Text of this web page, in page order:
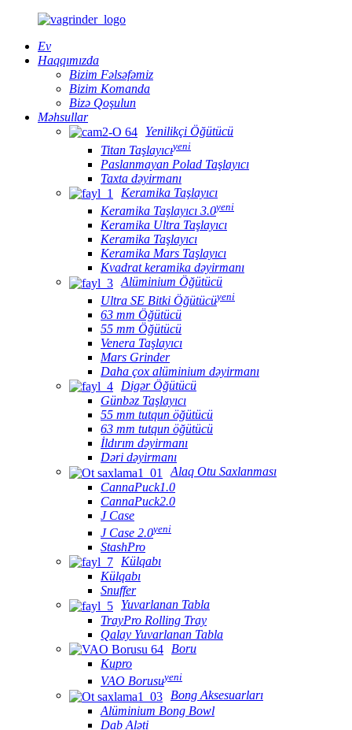
Ev
Haqqımızda
Bizim Fəlsəfəmiz
Bizim Komanda
Bizə Qoşulun
Məhsullar
Yenilikçi Öğütücü
Titan Taşlayıcıyeni
Paslanmayan Polad Taşlayıcı
Taxta dəyirmanı
Keramika Taşlayıcı
Keramika Taşlayıcı 3.0yeni
Keramika Ultra Taşlayıcı
Keramika Taşlayıcı
Keramika Mars Taşlayıcı
Kvadrat keramika dəyirmanı
Alüminium Öğütücü
Ultra SE Bitki Öğütücüyeni
63 mm Öğütücü
55 mm Öğütücü
Venera Taşlayıcı
Mars Grinder
Daha çox alüminium dəyirmanı
Digər Öğütücü
Günbəz Taşlayıcı
55 mm tutqun öğütücü
63 mm tutqun öğütücü
İldırım dəyirmanı
Dəri dəyirmanı
Alaq Otu Saxlanması
CannaPuck1.0
CannaPuck2.0
J Case
J Case 2.0yeni
StashPro
Külqabı
Külqabı
Snuffer
Yuvarlanan Tabla
TrayPro Rolling Tray
Qalay Yuvarlanan Tabla
Boru
Kupro
VAO Borusuyeni
Bong Aksesuarları
Alüminium Bong Bowl
Dab Aləti